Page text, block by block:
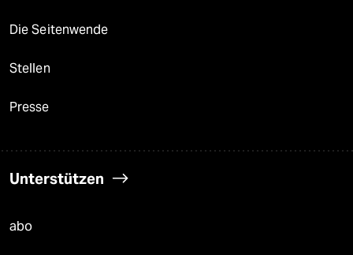
Die Seitenwende
Stellen
Presse
Unterstützen
abo